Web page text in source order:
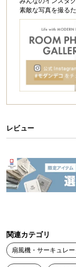
支
に
つ
い
て
料
に
素敵な写真を撮る
レビュー
関連カテゴリ
扇風機・サーキュレー